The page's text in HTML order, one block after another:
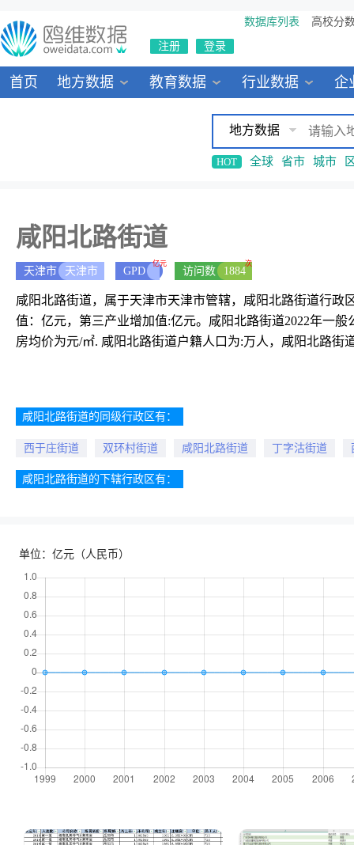
数据库列表 高校分
注册 登录
首页 地方数据 教育数据 行业数据 企
地方数据
HOT 全球 省市 城市
咸阳北路街道
天津市 天津市 GPD
亿元
访问数 1884
次
咸阳北路街道，属于天津市天津市管辖，咸阳北路街道行政
值：亿元，第三产业增加值:亿元。咸阳北路街道2022年一
房均价为元/㎡. 咸阳北路街道户籍人口为:万人，咸阳北路街
咸阳北路街道的同级行政区有：
西于庄街道 双环村街道 咸阳北路街道 丁字沽街道
咸阳北路街道的下辖行政区有：
单位：亿元（人民币）